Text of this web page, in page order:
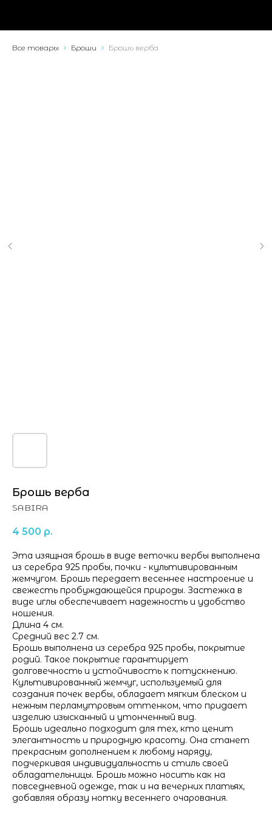
Все товары Броши Брошь верба
Брошь верба
SABIRA
4 500 р.
Эта изящная брошь в виде веточки вербы выполнена
из серебра 925 пробы, почки - культивированным
жемчугом. Брошь передает весеннее настроение и
свежесть пробуждающейся природы. Застежка в
виде иглы обеспечивает надежность и удобство
ношения.
Длина 4 см.
Средний вес 2.7 см.
Брошь выполнена из серебра 925 пробы, покрытие
родий. Такое покрытие гарантирует
долговечность и устойчивость к потускнению.
Культивированный жемчуг, используемый для
создания почек вербы, обладает мягким блеском и
нежным перламутровым оттенком, что придает
изделию изысканный и утонченный вид.
Брошь идеально подходит для тех, кто ценит
элегантность и природную красоту. Она станет
прекрасным дополнением к любому наряду,
подчеркивая индивидуальность и стиль своей
обладательницы. Брошь можно носить как на
повседневной одежде, так и на вечерних платьях,
добавляя образу нотку весеннего очарования.